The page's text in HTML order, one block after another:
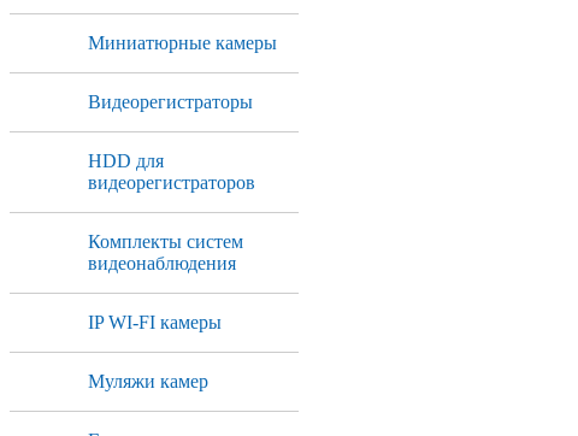
Миниатюрные камеры
Видеорегистраторы
HDD для
видеорегистраторов
Комплекты систем
видеонаблюдения
IP WI-FI камеры
Муляжи камер